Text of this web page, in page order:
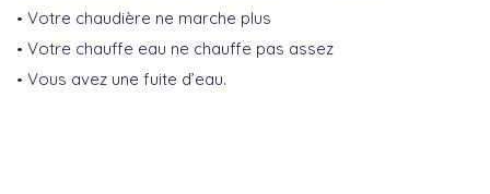
Votre chaudière ne marche plus
Votre chauffe eau ne chauffe pas assez
Vous avez une fuite d’eau.